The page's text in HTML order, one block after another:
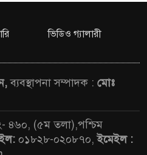
ভিডিও গ্যালারী
ব্যবস্থাপনা সম্পাদক : মোঃ
৪৬০, (৫ম তলা),পশ্চিম
০১৮২৮-০২০৮৭০,ইমেইল :